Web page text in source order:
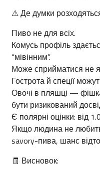
⚠ Де думки
Пиво не для всіх.
Комусь профіль
“мівінним”.
Може сприйматися не
Гострота й спеції
Овочі в пляшці —
бути ризикований
Є полярні оцінки: від
Якщо людина не любить
savory-пива, шанс
🧾 Висновок: